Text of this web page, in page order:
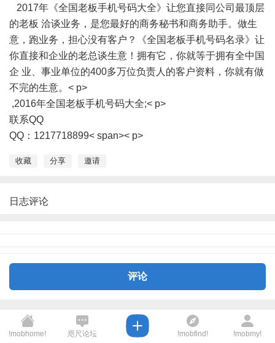
2017年《全国老板手机号码大全》让您直接同公司最顶层
的老板 洽谈业务，是您最好的商务秘书和商务助手。做生
意，跑业务，担心没有客户？《全国老板手机号码名录》让
你直接和企业的老总谈生意！拥有它，你就等于拥有全中国
企 业、事业单位的400多万位负责人的客户资料，你就有做
不完的生意。< p>
,2016年全国老板手机号码大全;< p>
联系QQ
QQ：1217718899< span>< p>
收藏 分享 邀请
日志评论
评论
!mobhome! 咫尺论坛 !mobfind! !mobmy!